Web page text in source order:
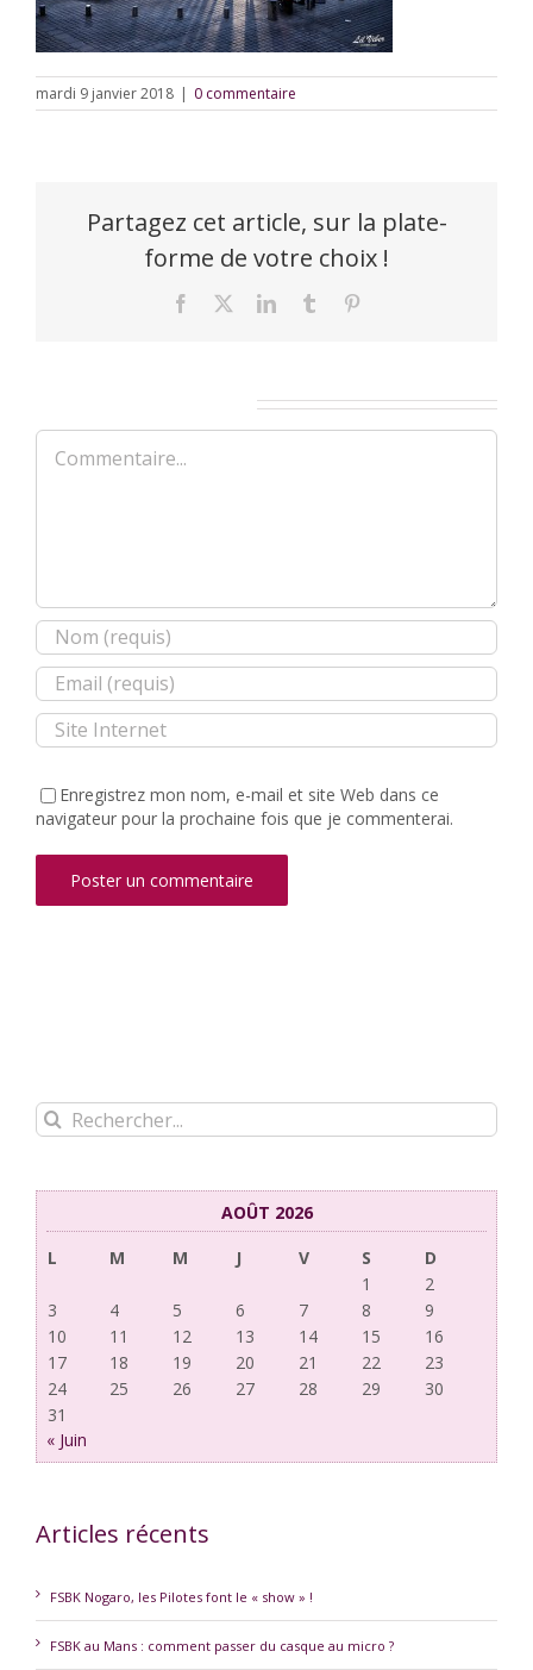
mardi 9 janvier 2018 | 0 commentaire
Partagez cet article, sur la plate-
forme de votre choix !
Facebook LinkedInTumblr
Commentaire
Enregistrez mon nom, e-mail et site Web dans ce
navigateur pour la prochaine fois que je commenterai.
Rechercher:
AOÛT 2026
L
M M J V S
D
1
2
3
4 5 6 7 8
9
10
11 12 13 14 15
16
17
18 19 20 21 22
23
24
25 26 27 28 29
30
31
« Juin
Articles récents
FSBK Nogaro, les Pilotes font le « show » !
FSBK au Mans : comment passer du casque au micro ?